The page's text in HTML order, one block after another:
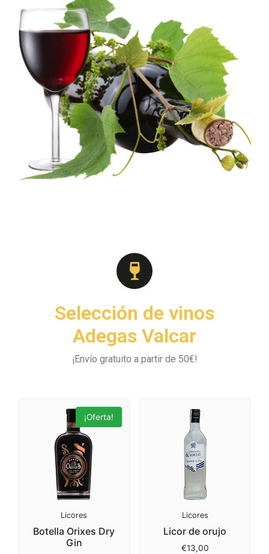
Selección de vinos
Adegas Valcar
¡Envío gratuito a partir de 50€!
¡Oferta!
Licores
Botella Orixes Dry
Gin
Licores
Licor de orujo
€13,00